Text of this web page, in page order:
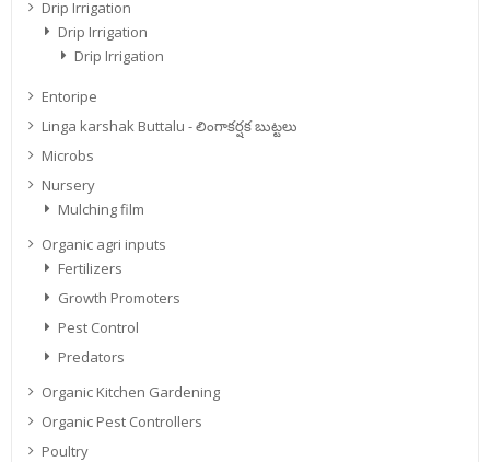
Drip Irrigation
Drip Irrigation
Drip Irrigation
Entoripe
Linga karshak Buttalu - లింగాకర్షక బుట్టలు
Microbs
Nursery
Mulching film
Organic agri inputs
Fertilizers
Growth Promoters
Pest Control
Predators
Organic Kitchen Gardening
Organic Pest Controllers
Poultry